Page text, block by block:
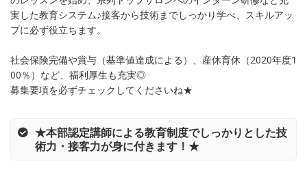
実した教育システム♪接客から技術までしっかり学べ、スキルアッ
プに必ず役立ちます。
社会保険完備や賞与（基準値達成による）、産休育休（2020年度1
00％）など、福利厚生も充実◎
募集要項を必ずチェックしてくださいね★
★本部認定講師による教育制度でしっかりとした技
術力・接客力が身に付きます！★